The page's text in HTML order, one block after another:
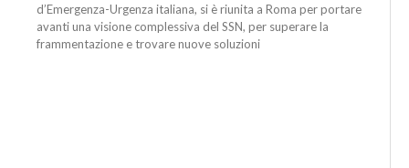
d’Emergenza-Urgenza italiana, si è riunita a Roma per portare
avanti una visione complessiva del SSN, per superare la
frammentazione e trovare nuove soluzioni